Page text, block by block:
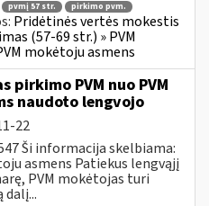
pvmį 57 str. pirkimo pvm.
Pridėtinės vertės mokestis
(57-69 str.) » PVM
mokėtoju asmens
PVM nuo PVM
naudoto lengvojo
22
Ši informacija skelbiama:
asmens Patiekus lengvąjį
PVM mokėtojas turi